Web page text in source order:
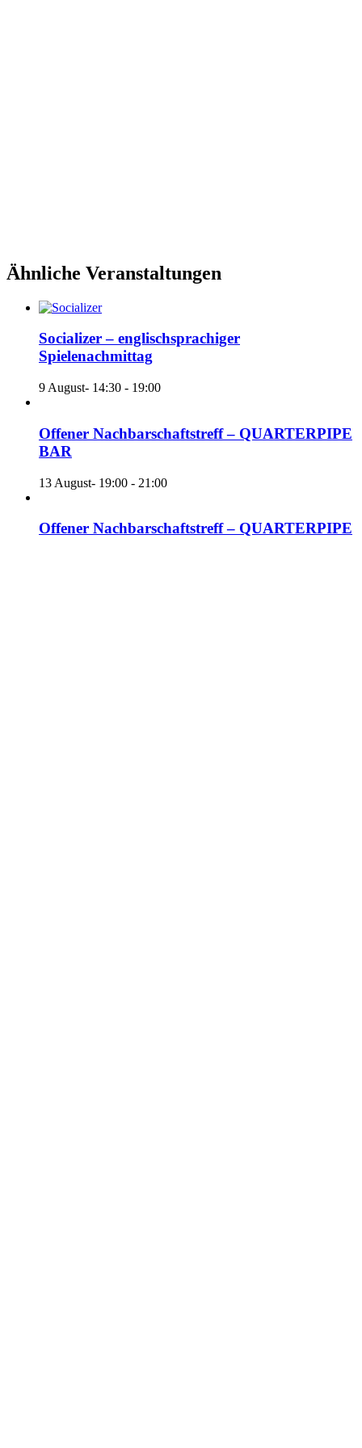
Ähnliche Veranstaltungen
Socializer – englischsprachiger
Spielenachmittag
9 August- 14:30 - 19:00
Offener Nachbarschaftstreff – QUARTERPIPE
BAR
13 August- 19:00 - 21:00
Offener Nachbarschaftstreff – QUARTERPIPE